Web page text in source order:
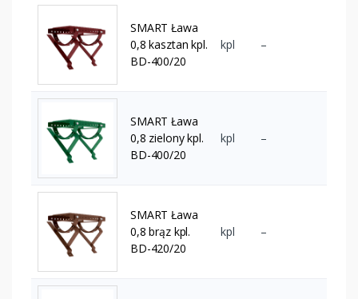
SMART Ława
0,8 kasztan kpl.
BD-400/20
kpl –
SMART Ława
0,8 zielony kpl.
BD-400/20
kpl –
SMART Ława
0,8 brąz kpl.
BD-420/20
kpl –